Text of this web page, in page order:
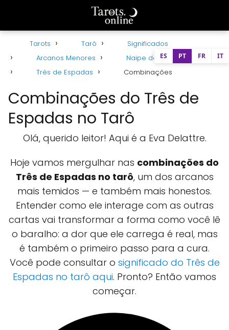
Tarots Tarô
Significados
Arcanos Menores
Naipe de Espadas
Três de Espadas
Combinações
Combinações do Três de
Espadas no Tarô
Olá, querido leitor! Aqui é a Eva Delattre.
Hoje vamos mergulhar nas combinações do
Três de Espadas no tarô, um dos arcanos
mais temidos — e também mais honestos.
Entender como ele interage com as outras
cartas vai transformar a forma como você lê
o baralho: a dor que ele carrega é real, mas
é também o primeiro passo para a cura.
Você pode consultar o significado do Três de
Espadas no tarô aqui. Pronto? Então vamos
começar.
ES PT FR IT